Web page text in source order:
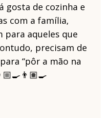
gosta de cozinha e
com a família,
para aqueles que
precisam de
“pôr a mão na